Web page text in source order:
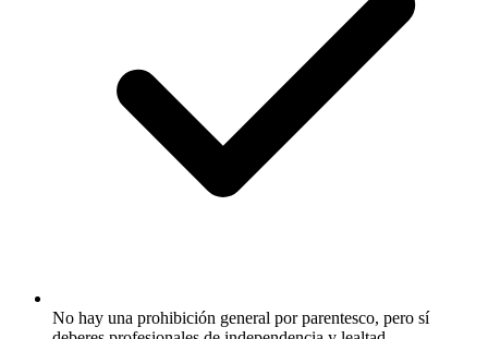
No hay una prohibición general por parentesco, pero sí